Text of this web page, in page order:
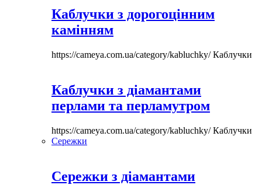
Каблучки з дорогоцінним
камінням
https://cameya.com.ua/category/kabluchky/Каблучки
Каблучки з діамантами
перлами та перламутром
https://cameya.com.ua/category/kabluchky/Каблучки
Сережки
Сережки з діамантами